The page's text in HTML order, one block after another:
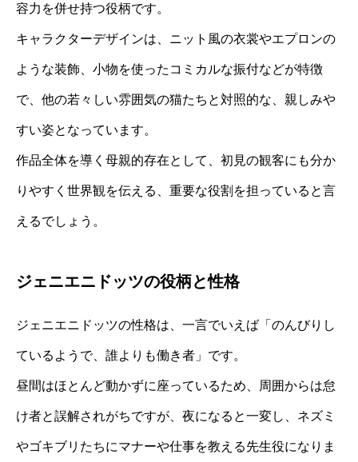
容力を併せ持つ役柄です。
キャラクターデザインは、ニット風の衣裳やエプロンの
ような装飾、小物を使ったコミカルな振付などが特徴
で、他の若々しい雰囲気の猫たちと対照的な、親しみや
すい姿となっています。
作品全体を導く母親的存在として、初見の観客にも分か
りやすく世界観を伝える、重要な役割を担っていると言
えるでしょう。
ジェニエニドッツの役柄と性格
ジェニエニドッツの性格は、一言でいえば「のんびりし
ているようで、誰よりも働き者」です。
昼間はほとんど動かずに座っているため、周囲からは怠
け者と誤解されがちですが、夜になると一変し、ネズミ
やゴキブリたちにマナーや仕事を教える先生役になりま